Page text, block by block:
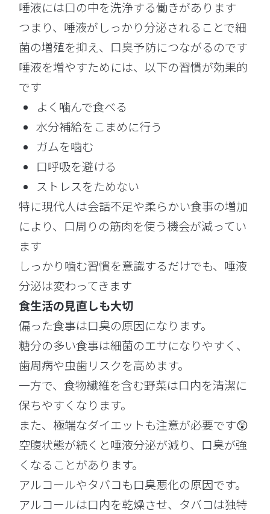
唾液には口の中を洗浄する働きがあります
つまり、唾液がしっかり分泌されることで細
菌の増殖を抑え、口臭予防につながるのです
唾液を増やすためには、以下の習慣が効果的
です
よく噛んで食べる
水分補給をこまめに行う
ガムを噛む
口呼吸を避ける
ストレスをためない
特に現代人は会話不足や柔らかい食事の増加
により、口周りの筋肉を使う機会が減ってい
ます
しっかり噛む習慣を意識するだけでも、唾液
分泌は変わってきます
食生活の見直しも大切
偏った食事は口臭の原因になります。
糖分の多い食事は細菌のエサになりやすく、
歯周病や虫歯リスクを高めます。
一方で、食物繊維を含む野菜は口内を清潔に
保ちやすくなります。
また、極端なダイエットも注意が必要です😲
空腹状態が続くと唾液分泌が減り、口臭が強
くなることがあります。
アルコールやタバコも口臭悪化の原因です。
アルコールは口内を乾燥させ、タバコは独特